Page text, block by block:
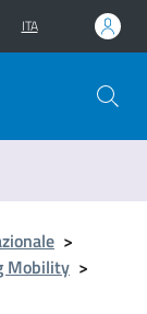
ITA
>
Mobility >